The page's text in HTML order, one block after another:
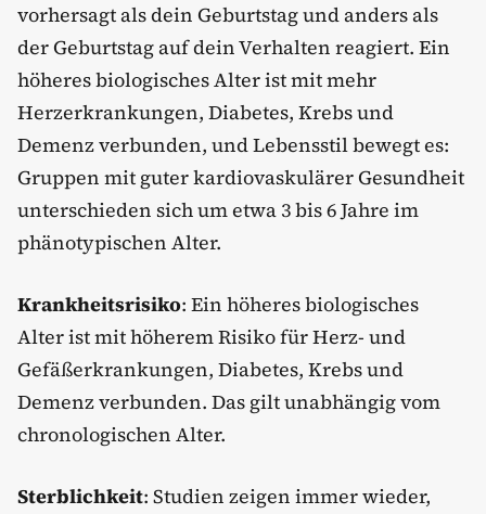
vorhersagt als dein Geburtstag und anders als
der Geburtstag auf dein Verhalten reagiert. Ein
höheres biologisches Alter ist mit mehr
Herzerkrankungen, Diabetes, Krebs und
Demenz verbunden, und Lebensstil bewegt es:
Gruppen mit guter kardiovaskulärer Gesundheit
unterschieden sich um etwa 3 bis 6 Jahre im
phänotypischen Alter.
Krankheitsrisiko: Ein höheres biologisches
Alter ist mit höherem Risiko für Herz- und
Gefäßerkrankungen, Diabetes, Krebs und
Demenz verbunden. Das gilt unabhängig vom
chronologischen Alter.
Sterblichkeit: Studien zeigen immer wieder,